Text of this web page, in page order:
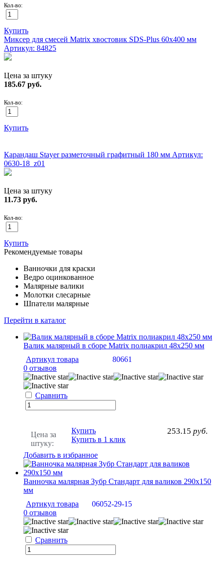
Кол-во:
Купить
Миксер для смесей Matrix хвостовик SDS-Plus 60х400 мм
Артикул: 84825
Цена за штуку
185.67 руб.
Кол-во:
Купить
Карандаш Stayer разметочный графитный 180 мм Артикул:
0630-18_z01
Цена за штуку
11.73 руб.
Кол-во:
Купить
Рекомендуемые товары
Ванночки для краски
Ведро оцинкованное
Малярные валики
Молотки слесарные
Шпатели малярные
Перейти в каталог
Валик малярный в сборе Matrix полиакрил 48х250 мм
Артикул товара
80661
0 отзывов
Сравнить
Цена за
штуку:
253.15 руб.
Купить
Купить в 1 клик
Добавить в избранное
Ванночка малярная Зубр Стандарт для валиков 290х150
мм
Артикул товара
06052-29-15
0 отзывов
Сравнить